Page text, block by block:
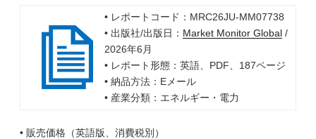
• レポートコード：MRC26JU-MM07738
• 出版社/出版日： Market Monitor Global/
2026年6月
• レポート形態：英語、PDF、187ページ
• 納品方法：Eメール
• 産業分類：エネルギー・電力
• 販売価格（英語版、消費税別）